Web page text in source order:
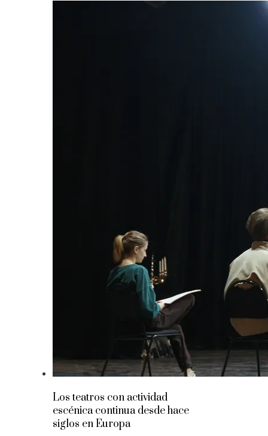
Los teatros con actividad
escénica continua desde hace
siglos en Europa